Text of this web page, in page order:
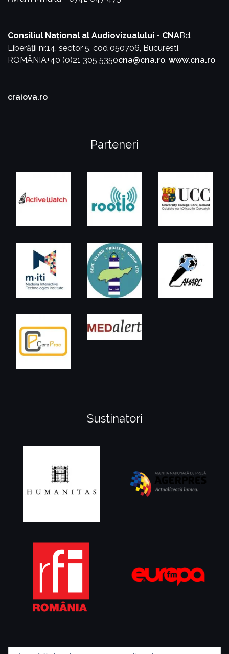
Consiliul Național al Audiovizualului - CNABd.
Liberății nr.14, sector 5, cod 050706, Bucuresti,
ROMÂNIA+40 (0)21 305 5350cna@cna.ro www.cna.ro
craiova.ro
Parteneri
Sustinatori